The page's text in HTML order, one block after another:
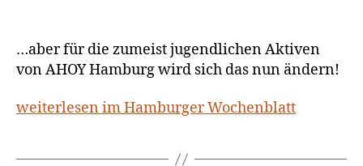
…aber für die zumeist jugendlichen Aktiven
von AHOY Hamburg wird sich das nun ändern!
weiterlesen im Hamburger Wochenblatt